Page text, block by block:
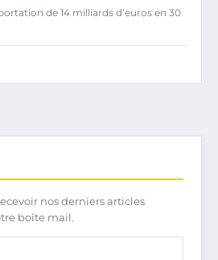
de 14 milliards d’euros en 30
nos derniers articles
boîte mail.